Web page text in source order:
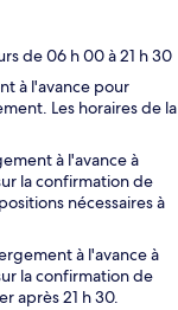
de 06 h 00 à 21 h 30
à l'avance pour
Les horaires de la
à l'avance à
la confirmation de
nécessaires à
à l'avance à
la confirmation de
après 21 h 30.